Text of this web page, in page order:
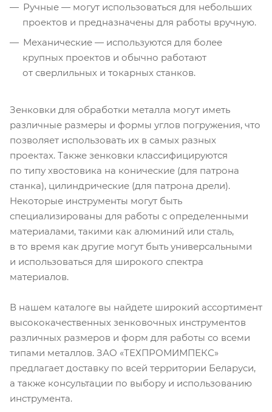
Ручные — могут использоваться для небольших
проектов и предназначены для работы вручную.
Механические — используются для более
крупных проектов и обычно работают
от сверлильных и токарных станков.
Зенковки для обработки металла могут иметь
различные размеры и формы углов погружения, что
позволяет использовать их в самых разных
проектах. Также зенковки классифицируются
по типу хвостовика на конические (для патрона
станка), цилиндрические (для патрона дрели).
Некоторые инструменты могут быть
специализированы для работы с определенными
материалами, такими как алюминий или сталь,
в то время как другие могут быть универсальными
и использоваться для широкого спектра
материалов.
В нашем каталоге вы найдете широкий ассортимент
высококачественных зенковочных инструментов
различных размеров и форм для работы со всеми
типами металлов. ЗАО «ТЕХПРОМИМПЕКС»
предлагает доставку по всей территории Беларуси,
а также консультации по выбору и использованию
инструмента.